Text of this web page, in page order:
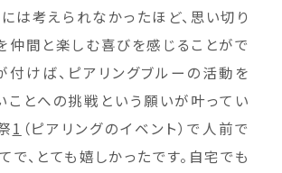
は考えられなかったほど、思い切り
仲間と楽しむ喜びを感じることがで
付けば、ピアリングブルーの活動を
ことへの挑戦という願いが叶ってい
1 （ピアリングのイベント）で人前で
で、とても嬉しかったです。自宅でも